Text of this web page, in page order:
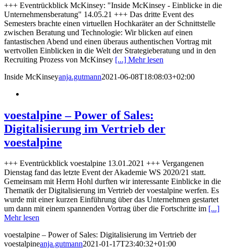
+++ Eventrückblick McKinsey: "Inside McKinsey - Einblicke in die
Unternehmensberatung" 14.05.21 +++ Das dritte Event des
Semesters brachte einen virtuellen Hochkaräter an der Schnittstelle
zwischen Beratung und Technologie: Wir blicken auf einen
fantastischen Abend und einen überaus authentischen Vortrag mit
wertvollen Einblicken in die Welt der Strategieberatung und in den
Recruiting Prozess von McKinsey [...] Mehr lesen
Inside McKinseyanja.gutmann2021-06-08T18:08:03+02:00
voestalpine – Power of Sales:
Digitalisierung im Vertrieb der
voestalpine
+++ Eventrückblick voestalpine 13.01.2021 +++ Vergangenen
Dienstag fand das letzte Event der Akademie WS 2020/21 statt.
Gemeinsam mit Herrn Hohl durften wir interessante Einblicke in die
Thematik der Digitalisierung im Vertrieb der voestalpine werfen. Es
wurde mit einer kurzen Einführung über das Unternehmen gestartet
um dann mit einem spannenden Vortrag über die Fortschritte im [...]
Mehr lesen
voestalpine – Power of Sales: Digitalisierung im Vertrieb der
voestalpineanja.gutmann2021-01-17T23:40:32+01:00